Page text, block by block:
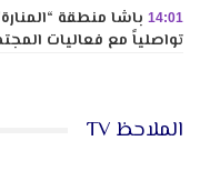
14:01 باشا منطقة
تواصلياً مع فعاليات
الملاحظ TV